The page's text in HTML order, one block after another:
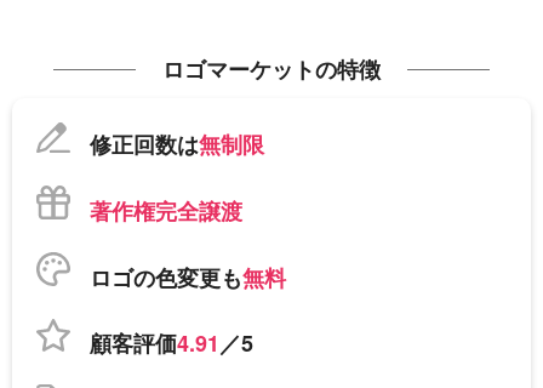
ロゴマーケットの特徴
修正回数は無制限
著作権完全譲渡
ロゴの色変更も無料
顧客評価4.91／5